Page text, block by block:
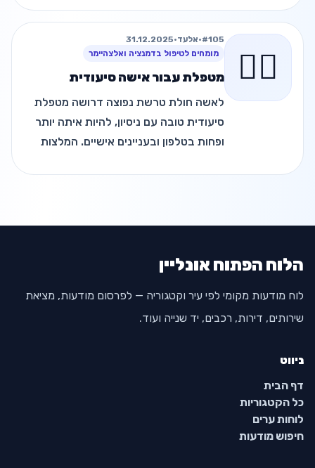
🧑‍⚕️
#105
•אלעד•
31.12.2025
מומחים לטיפול בדמנציה ואלצהיימר
מטפלת עבור אישה סיעודית
לאשה חולת טרשת נפוצה דרושה מטפלת
סיעודית טובה עם ניסיון, להיות איתה יותר
ופחות בטלפון ובעניינים אישיים. המלצות
הלוח הפתוח אונליין
לוח מודעות מקומי לפי עיר וקטגוריה — לפרסום מודעות, מציאת
שירותים, דירות, רכבים, יד שנייה ועוד.
ניווט
דף הבית
כל הקטגוריות
לוחות ערים
חיפוש מודעות